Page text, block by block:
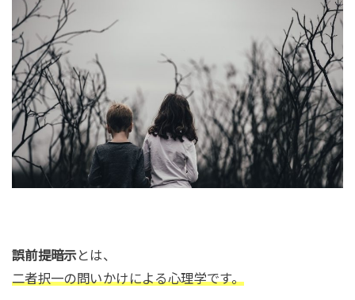
誤前提暗示とは、
二者択一の問いかけによる心理学です。